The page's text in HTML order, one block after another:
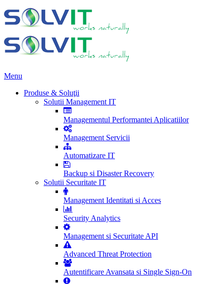
Menu
Produse & Soluţii
Solutii Management IT
Managementul Performantei Aplicatiilor
Management Servicii
Automatizare IT
Backup si Disaster Recovery
Solutii Securitate IT
Management Identitati si Acces
Security Analytics
Management si Securitate API
Advanced Threat Protection
Autentificare Avansata si Single Sign-On